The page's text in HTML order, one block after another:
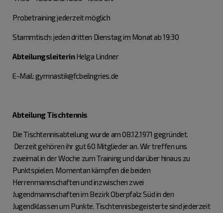
Probetraining jederzeit möglich
Stammtisch: jeden dritten Dienstag im Monat ab 19:30
AbteilungsleiterinHelga Lindner
E-Mail: gymnastik@fcbeilngries.de
Abteilung Tischtennis
Die Tischtennisabteilung wurde am 08.12.1971 gegründet.
Derzeit gehören ihr gut 60 Mitglieder an. Wir treffen uns
zweimal in der Woche zum Training und darüber hinaus zu
Punktspielen. Momentan kämpfen die beiden
Herrenmannschaften und inzwischen zwei
Jugendmannschaften im Bezirk Oberpfalz Süd in den
Jugendklassen um Punkte. Tischtennisbegeisterte sind jederzeit